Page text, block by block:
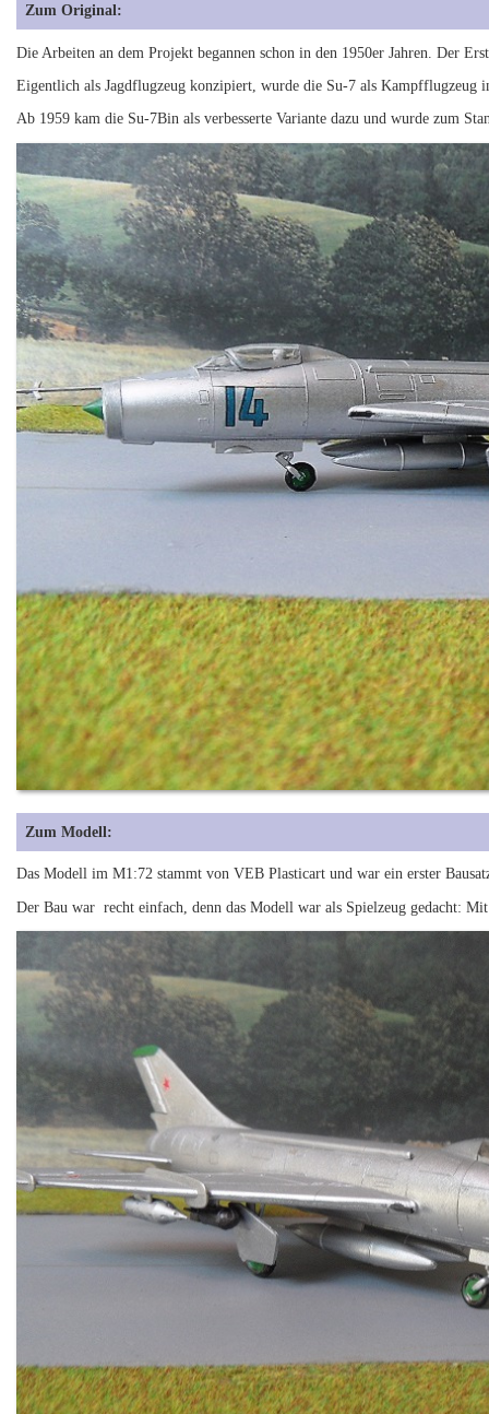
Zum Original:
Die Arbeiten an dem Projekt begannen schon in den 1950er Jahren. Der
Eigentlich als Jagdflugzeug konzipiert, wurde die Su-7 als Kampfflugzeug
Ab 1959 kam die Su-7Bin als verbesserte Variante dazu und wurde zum
Zum Modell:
Das Modell im M1:72 stammt von VEB Plasticart und war ein erster
Der Bau war recht einfach, denn das Modell war als Spielzeug gedacht: